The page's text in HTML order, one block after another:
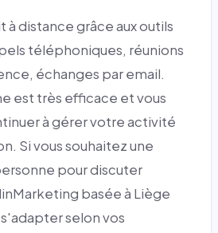
à distance grâce aux outils
téléphoniques, réunions
échanges par email.
est très efficace et vous
à gérer votre activité
Si vous souhaitez une
pour discuter
basée à Liège
selon vos